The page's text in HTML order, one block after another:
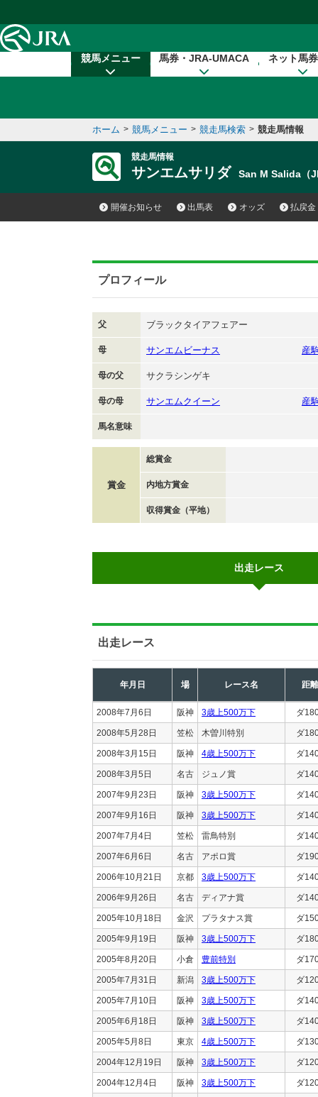
競馬メニュー 馬券・JRA-UMACA ネット馬
ホーム > 競馬メニュー > 競走馬検索 > 競走馬情報
競走馬情報
サンエムサリダ San M Salida（
開催お知らせ 出馬表 オッズ 払戻金
プロフィール
父 ブラックタイアフェアー
母 サンエムビーナス 産
母の父 サクラシンゲキ
母の母 サンエムクイーン 産
馬名意味
賞金
総賞金
内地方賞金
収得賞金（平地）
出走レース
出走レース
年月日 場 レース名 距離
2008年7月6日 阪神 3歳上500万下 ダ
2008年5月28日 笠松 木曽川特別 ダ
2008年3月15日 阪神 4歳上500万下 ダ
2008年3月5日 名古 ジュノ賞 ダ
2007年9月23日 阪神 3歳上500万下 ダ
2007年9月16日 阪神 3歳上500万下 ダ
2007年7月4日 笠松 雷鳥特別 ダ
2007年6月6日 名古 アポロ賞 ダ
2006年10月21日 京都 3歳上500万下 ダ
2006年9月26日 名古 ディアナ賞 ダ
2005年10月18日 金沢 プラタナス賞 ダ
2005年9月19日 阪神 3歳上500万下 ダ
2005年8月20日 小倉 豊前特別 ダ
2005年7月31日 新潟 3歳上500万下 ダ
2005年7月10日 阪神 3歳上500万下 ダ
2005年6月18日 阪神 3歳上500万下 ダ
2005年5月8日 東京 4歳上500万下 ダ
2004年12月19日 阪神 3歳上500万下 ダ
2004年12月4日 阪神 3歳上500万下 ダ